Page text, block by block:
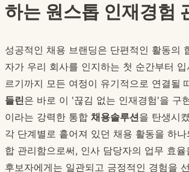
하는 원스톱 인재경험
성공적인 채용 브랜딩은 단편적인 활동의
자가 우리 회사를 인지하는 첫 순간부터
르기까지 모든 여정이 유기적으로 연결될
들린은 바로 이 '끊김 없는 인재경험'을 구
이라는 강력한 통합 채용솔루션을 탄생시
각 단계별로 흩어져 있던 채용 활동을 하
합 관리함으로써, 인사 담당자의 업무 효
후보자에게는 일관되고 긍정적인 경험을